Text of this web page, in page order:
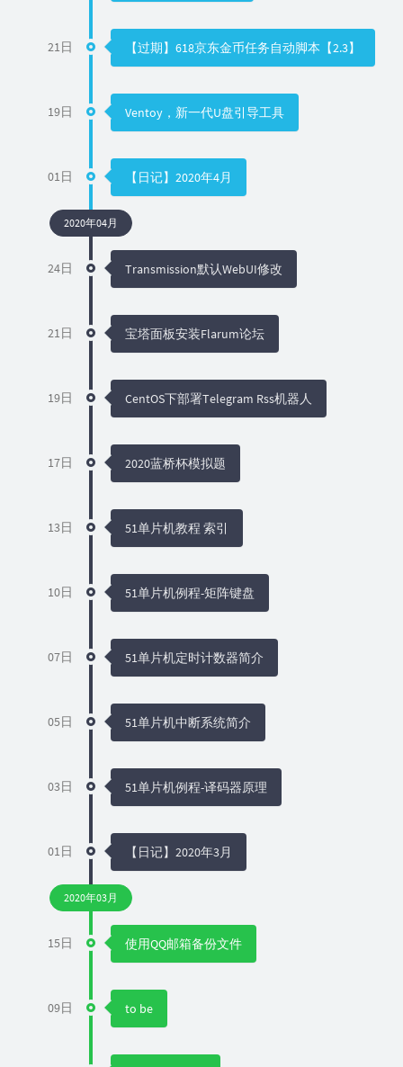
21日 【过期】618京东金币任务自动脚本【2.3】
19日 Ventoy，新一代U盘引导工具
01日 【日记】2020年4月
2020年04月
24日 Transmission默认WebUI修改
21日 宝塔面板安装Flarum论坛
19日 CentOS下部署Telegram Rss机器人
17日 2020蓝桥杯模拟题
13日 51单片机教程 索引
10日 51单片机例程-矩阵键盘
07日 51单片机定时计数器简介
05日 51单片机中断系统简介
03日 51单片机例程-译码器原理
01日 【日记】2020年3月
2020年03月
15日 使用QQ邮箱备份文件
09日 to be